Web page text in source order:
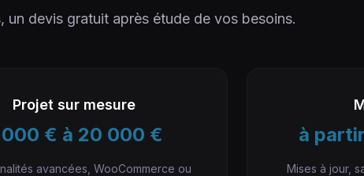
un devis gratuit après étude de vos besoins.
Projet sur mesure
€ à 20 000 €
avancées, WooCommerce ou
à
Mises à jour,